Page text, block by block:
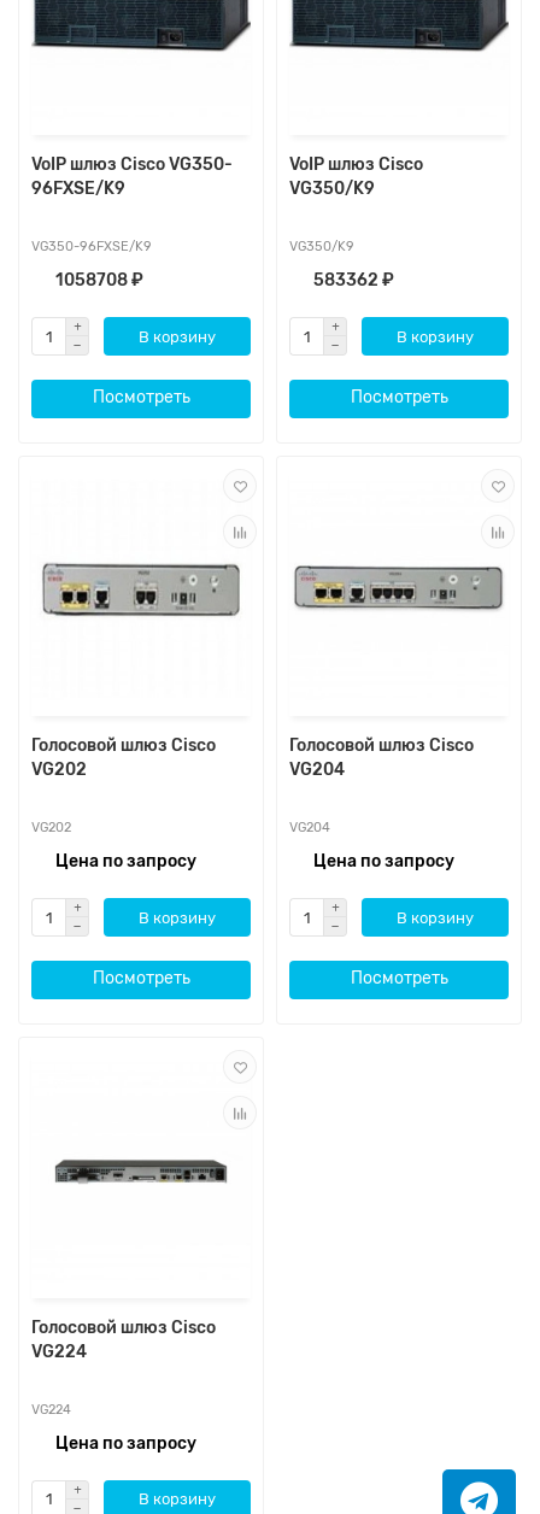
VoIP шлюз Cisco VG350-
96FXSE/K9
VG350-96FXSE/K9
1058708 ₽
В корзину
Посмотреть
VoIP шлюз Cisco
VG350/K9
VG350/K9
583362 ₽
В корзину
Посмотреть
Голосовой шлюз Cisco
VG202
VG202
Цена по запросу
В корзину
Посмотреть
Голосовой шлюз Cisco
VG204
VG204
Цена по запросу
В корзину
Посмотреть
Голосовой шлюз Cisco
VG224
VG224
Цена по запросу
В корзину